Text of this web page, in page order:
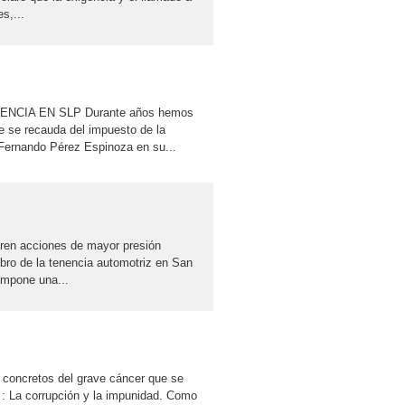
EN SLP Durante años hemos
se recauda del impuesto de la
Pérez Espinoza en su...
acciones de mayor presión
de la tenencia automotriz en San
una...
del grave cáncer que se
La corrupción y la impunidad. Como